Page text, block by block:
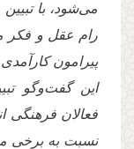
می‌شود، با
رام عقل و فکر
پیرامون
این گفت‌وگو
فعالان فرهنگی
نسبت به برخی